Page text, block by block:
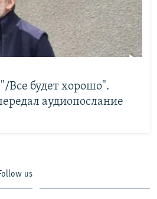
Все будет хорошо".
аудиопослание
us